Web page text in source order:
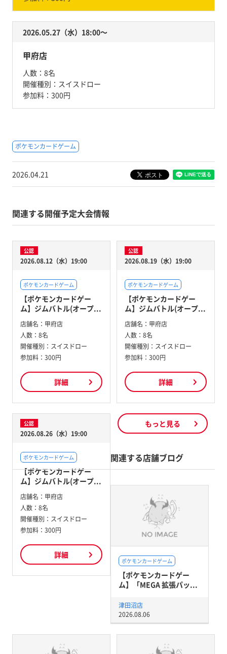
2026.05.27（水）18:00〜
甲府店
人数： 8名
開催種別： スイスドロー
参加料： 300円
ポケモンカードゲーム
2026.04.21
関連する開催予定大会情報
公認
2026.08.12（水）19:00
ポケモンカードゲーム
【ポケモンカードゲー
ム】ジムバトル(オープ...
店舗名： 甲府店
人数： 8名
開催種別： スイスドロー
参加料： 300円
詳細
公認
2026.08.19（水）19:00
ポケモンカードゲーム
【ポケモンカードゲー
ム】ジムバトル(オープ...
店舗名： 甲府店
人数： 8名
開催種別： スイスドロー
参加料： 300円
詳細
公認
2026.08.26（水）19:00
ポケモンカードゲーム
【ポケモンカードゲー
ム】ジムバトル(オープ...
店舗名： 甲府店
人数： 8名
開催種別： スイスドロー
参加料： 300円
詳細
もっと見る
関連する店舗ブログ
ポケモンカードゲーム
【ポケモンカードゲー
ム】「MEGA 拡張パッ...
津田沼店
2026.08.06